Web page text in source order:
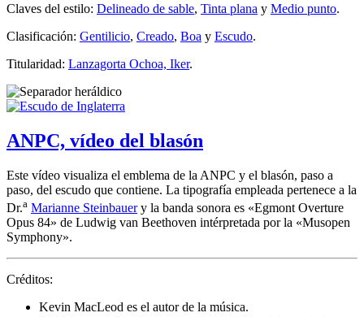
Claves del estilo: Delineado de sable, Tinta plana y Medio punto.
Clasificación: Gentilicio, Creado, Boa y Escudo.
Titularidad: Lanzagorta Ochoa, Iker.
ANPC, vídeo del blasón
Este vídeo visualiza el emblema de la ANPC y el blasón, paso a
paso, del escudo que contiene. La tipografía empleada pertenece a la
Dr.a Marianne Steinbauery la banda sonora es «Egmont Overture
Opus 84» de Ludwig van Beethoven intérpretada por la «Musopen
Symphony».
Créditos:
Kevin MacLeod es el autor de la música.